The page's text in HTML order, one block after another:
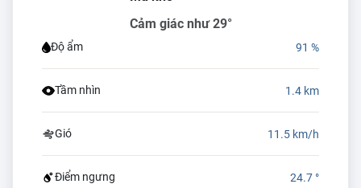
Cảm giác như 29°
Độ ẩm 91 %
Tầm nhìn 1.4 km
Gió 11.5 km/h
Điểm ngưng 24.7 °